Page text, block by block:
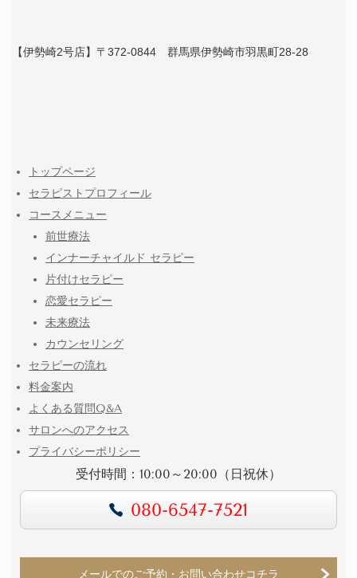
【伊勢崎2号店】〒372-0844 群馬県伊勢崎市羽黒町28-28
トップページ
セラピストプロフィール
コースメニュー
前世療法
インナーチャイルド セラピー
片付けセラピー
恋愛セラピー
未来療法
カウンセリング
セラピーの流れ
料金案内
よくある質問Q&A
サロンへのアクセス
プライバシーポリシー
受付時間：10:00～20:00（日祝休）
080-6547-7521
メールでのご予約・お問い合わせコチラ